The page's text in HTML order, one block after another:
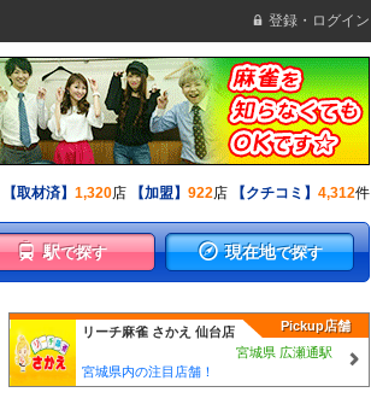
登録・ログイン
【取材済】 1,320店 【加盟】 922店 【クチコミ】 4,312件
駅で探す 現在地で探す
Pickup店舗
リーチ麻雀 さかえ 仙台店
宮城県 広瀬通駅
宮城県内の注目店舗！